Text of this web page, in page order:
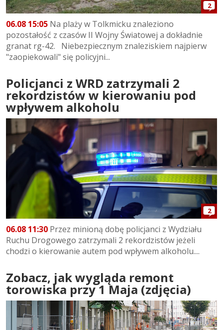
2
06.08 15:05 Na plaży w Tolkmicku znaleziono
pozostałość z czasów II Wojny Światowej a dokładnie
granat rg-42. Niebezpiecznym znaleziskiem najpierw
"zaopiekowali" się policyjni...
Policjanci z WRD zatrzymali 2
rekordzistów w kierowaniu pod
wpływem alkoholu
2
06.08 11:30 Przez minioną dobę policjanci z Wydziału
Ruchu Drogowego zatrzymali 2 rekordzistów jeżeli
chodzi o kierowanie autem pod wpływem alkoholu....
Zobacz, jak wygląda remont
torowiska przy 1 Maja (zdjęcia)